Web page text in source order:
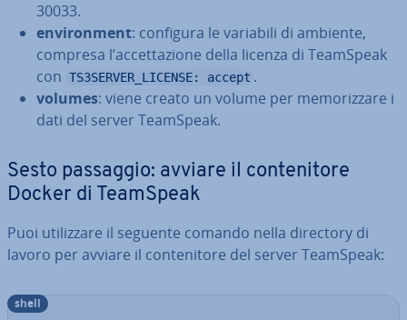
30033.
en­vi­ron­ment: configura le variabili di ambiente,
compresa l’ac­cet­ta­zio­ne della licenza di TeamSpeak
con TS3SERVER_LICENSE: accept .
volumes: viene creato un volume per me­mo­riz­za­re i
dati del server TeamSpeak.
Sesto passaggio: avviare il con­te­ni­to­re
Docker di TeamSpeak
Puoi uti­liz­za­re il seguente comando nella directory di
lavoro per avviare il con­te­ni­to­re del server TeamSpeak:
shell